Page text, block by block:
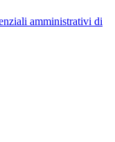
amministrativi di